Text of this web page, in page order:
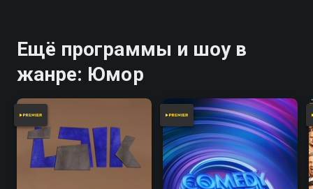
Ещё программы и шоу в
жанре: Юмор